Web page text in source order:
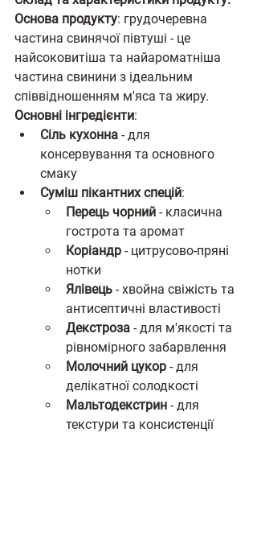
Основа продукту: грудочеревна
частина свинячої півтуші - це
найсоковитіша та найароматніша
частина свинини з ідеальним
співвідношенням м'яса та жиру.
Основні інгредієнти:
Сіль кухонна - для
консервування та основного
смаку
Суміш пікантних спецій:
Перець чорний - класична
гострота та аромат
Коріандр - цитрусово-пряні
нотки
Ялівець - хвойна свіжість та
антисептичні властивості
Декстроза - для м'якості та
рівномірного забарвлення
Молочний цукор - для
делікатної солодкості
Мальтодекстрин - для
текстури та консистенції